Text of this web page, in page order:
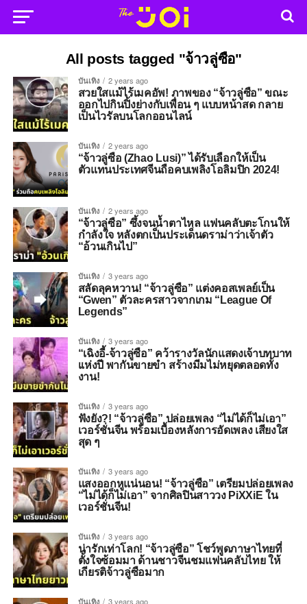
All posts tagged "จ้าวลู่ซือ"
บันเทิง 2 years ago
สวยใสแม้ไร้เมคอัพ! ภาพของ “จ้าวลู่ซือ” ขณะ
ออกไปกินปิ้งย่างกับเพื่อน ๆ แบบหน้าสด กลาย
เป็นไวรัลบนโลกออนไลน์
บันเทิง 2 years ago
“จ้าวลู่ซือ (Zhao Lusi)” ได้รับเลือกให้เป็น
ตัวแทนประเทศจีนถือคบเพลิงโอลิมปิก 2024!
บันเทิง 2 years ago
“จ้าวลู่ซือ” ซึ้งจนน้ำตาไหล แฟนคลับตะโกนให้
กำลังใจ หลังตกเป็นประเด็นดราม่าว่าเจ้าตัว
“อ้วนเกินไป”
บันเทิง 3 years ago
สลัดลุคหวาน! “จ้าวลู่ซือ” แต่งคอสเพลย์เป็น
“Gwen” ตัวละครสาวจากเกม “League Of
Legends”
บันเทิง 3 years ago
“เฉิงอี้-จ้าวลู่ซือ” คว้ารางวัลนักแสดงเจ้าบทบาท
เเห่งปี พากันขายขำ สร้างมีมไม่หยุดตลอดทั้ง
งาน!
บันเทิง 3 years ago
ฟังยัง?! “จ้าวลู่ซือ” ปล่อยเพลง “ไม่ได้ก็ไม่เอา”
เวอร์ชั่นจีน พร้อมเบื้องหลังการอัดเพลง เสียงใส
สุด ๆ
บันเทิง 3 years ago
แสงออกหูแน่นอน! “จ้าวลู่ซือ” เตรียมปล่อยเพลง
“ไม่ได้ก็ไม่เอา” จากศิลปินสาววง PiXXiE ใน
เวอร์ชั่นจีน!
บันเทิง 3 years ago
น่ารักเท่าโลก! “จ้าวลู่ซือ” โชว์พูดภาษาไทยที่
ตั้งใจซ้อมมา ด้านชาวจีนชมแฟนคลับไทย ให้
เกียรติจ้าวลู่ซือมาก
บันเทิง 3 years ago